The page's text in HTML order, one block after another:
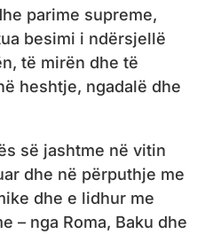
parime supreme,
besimi i ndërsjellë
të mirën dhe të
heshtje, ngadalë dhe
së jashtme në vitin
dhe në përputhje me
dhe e lidhur me
– nga Roma, Baku dhe